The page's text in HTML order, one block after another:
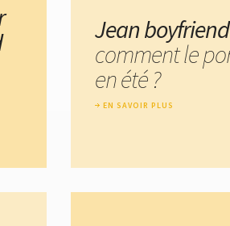
Jean boyfriend
comment le
en été ?
EN SAVOIR PLUS